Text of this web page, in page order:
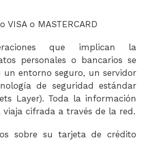
o MASTERCARD
que implican la
personales o bancarios se
entorno seguro, un servidor
de seguridad estándar
Layer). Toda la información
cifrada a través de la red.
sobre su tarjeta de crédito